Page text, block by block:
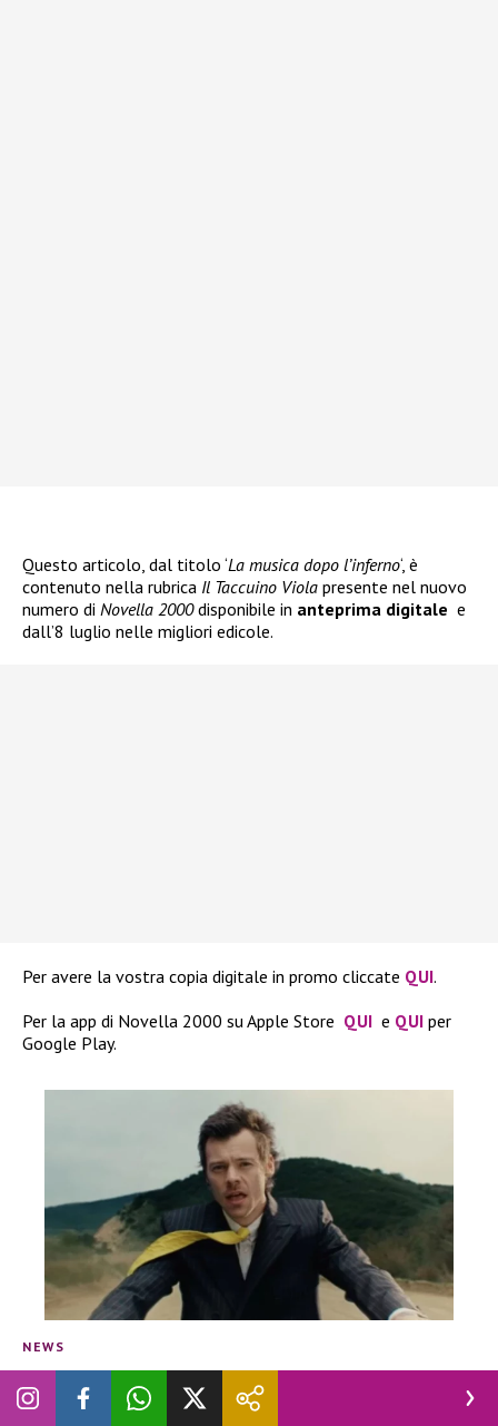
Questo articolo, dal titolo ‘La musica dopo l’inferno‘, è
contenuto nella rubrica Il Taccuino Viola presente nel nuovo
numero di Novella 2000disponibile in anteprima digitale e
dall’8 luglio nelle migliori edicole.
Per avere la vostra copia digitale in promo cliccate QUI.
Per la app di Novella 2000 su Apple Store QUI e QUI per
Google Play.
NEWS
Momenti di terrore al concerto